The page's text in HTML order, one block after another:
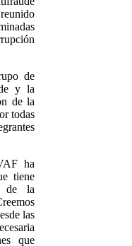
de
y la
de la
todas
ha
tiene
de la
las
que